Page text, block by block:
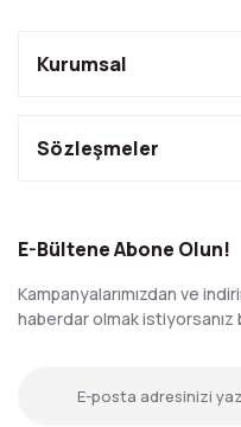
Kurumsal
Sözleşmeler
E-Bültene Abone Olun!
Kampanyalarımızdan ve
haberdar olmak